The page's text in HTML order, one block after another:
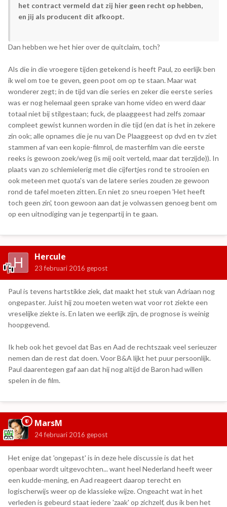
het contract vermeld dat zij hier geen recht op hebben,
en jij als producent dit afkoopt.
Dan hebben we het hier over de quitclaim, toch?
Als die in die vroegere tijden getekend is heeft Paul, zo eerlijk ben
ik wel om toe te geven, geen poot om op te staan. Maar wat
wonderer zegt; in de tijd van die series en zeker die eerste series
was er nog helemaal geen sprake van home video en werd daar
totaal niet bij stilgestaan; fuck, de plaaggeest had zelfs zomaar
compleet gewist kunnen worden in die tijd (en dat is het in zekere
zin ook; alle opnames die je nu van De Plaaggeest op dvd en tv ziet
stammen af van een kopie-filmrol, de masterfilm van die eerste
reeks is gewoon zoek/weg (is mij ooit verteld, maar dat terzijde)). In
plaats van zo schlemielerig met die cijfertjes rond te strooien en
ook meteen met quota's van de latere series zouden ze gewoon
rond de tafel moeten zitten. En niet zo sneu roepen 'Het heeft
toch geen zin', toon gewoon aan dat je volwassen genoeg bent om
op een uitnodiging van je tegenpartij in te gaan.
Hercule
23 februari 2016 gepost
Paul is tevens hartstikke ziek, dat maakt het stuk van Adriaan nog
ongepaster. Juist hij zou moeten weten wat voor rot ziekte een
vreselijke ziekte is. En laten we eerlijk zijn, de prognose is weinig
hoopgevend.
Ik heb ook het gevoel dat Bas en Aad de rechtszaak veel serieuzer
nemen dan de rest dat doen. Voor B&A lijkt het puur persoonlijk.
Paul daarentegen gaf aan dat hij nog altijd de Baron had willen
spelen in de film.
MarsM
24 februari 2016 gepost
Het enige dat 'ongepast' is in deze hele discussie is dat het
openbaar wordt uitgevochten... want heel Nederland heeft weer
een kudde-mening, en Aad reageert daarop terecht en
logischerwijs weer op de klassieke wijze. Ongeacht wat in het
verleden is gebeurd staat iedere 'zaak' op zichzelf, dus ik ben het